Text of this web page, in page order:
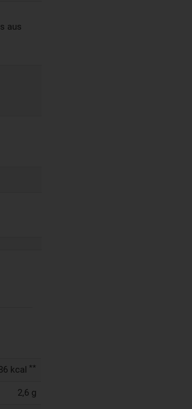
aus
kcal **
2,6 g